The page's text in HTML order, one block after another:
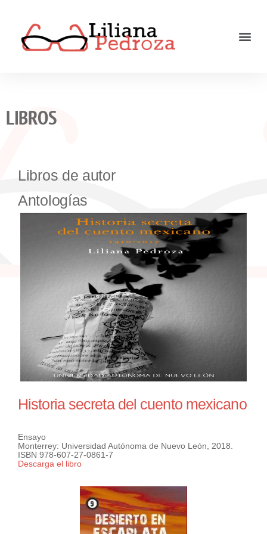
LIBROS
Libros de autor
Antologías
Historia secreta del cuento mexicano
Ensayo
Monterrey: Universidad Autónoma de Nuevo León, 2018.
ISBN 978-607-27-0861-7
Descarga el libro